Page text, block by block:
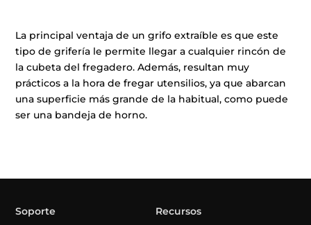
La principal ventaja de un grifo extraíble es que este
tipo de grifería le permite llegar a cualquier rincón de
la cubeta del fregadero. Además, resultan muy
prácticos a la hora de fregar utensilios, ya que abarcan
una superficie más grande de la habitual, como puede
ser una bandeja de horno.
Soporte Recursos